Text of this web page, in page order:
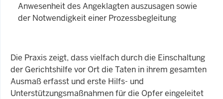
Anwesenheit des Angeklagten auszusagen sowie
der Notwendigkeit einer Prozessbegleitung
Die Praxis zeigt, dass vielfach durch die Einschaltung
der Gerichtshilfe vor Ort die Taten in ihrem gesamten
Ausmaß erfasst und erste Hilfs- und
Unterstützungsmaßnahmen für die Opfer eingeleitet